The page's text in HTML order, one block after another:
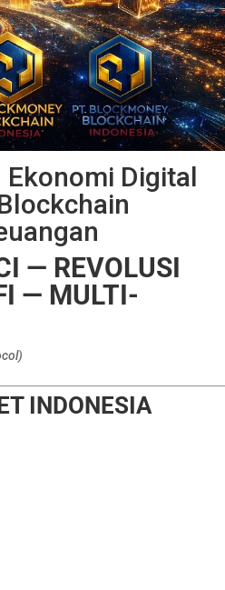
Ekonomi Digital
— REVOLUSI
— MULTI-
INDONESIA